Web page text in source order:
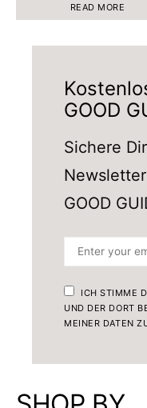
READ MORE
GOOD
Sichere
GOOD
ICH STIMME
UND DER DORT
MEINER DATEN